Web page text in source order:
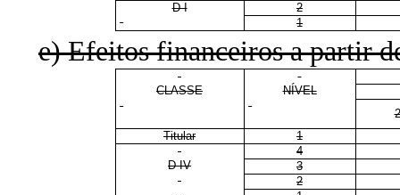
D I
2
1
e) Efeitos financeiros a partir
CLASSE
NÍVEL
Titular
1
4
D IV
3
2